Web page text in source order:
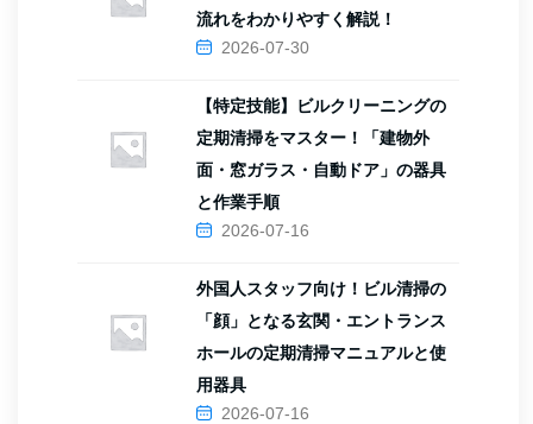
流れをわかりやすく解説！
2026-07-30
【特定技能】ビルクリーニングの
定期清掃をマスター！「建物外
面・窓ガラス・自動ドア」の器具
と作業手順
2026-07-16
外国人スタッフ向け！ビル清掃の
「顔」となる玄関・エントランス
ホールの定期清掃マニュアルと使
用器具
2026-07-16